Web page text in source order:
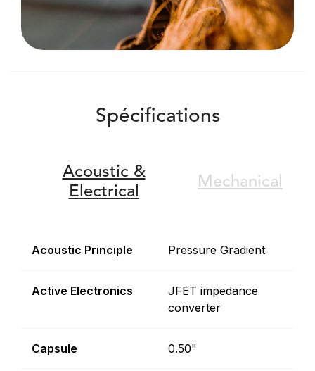
Spécifications
Acoustic &
Electrical
Mechanical
Acoustic Principle Pressure Gradient
Active Electronics
JFET impedance
converter
Capsule 0.50"